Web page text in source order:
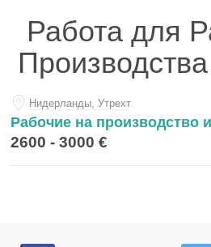
Работа для
Нидерланды, Утрехт
Рабочие на производство
2600 - 3000 €